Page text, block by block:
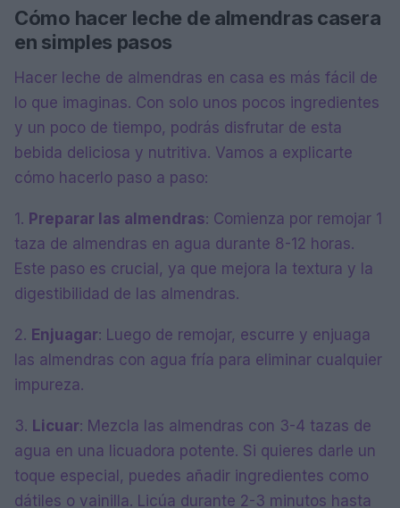
Cómo hacer leche de almendras casera
en simples pasos
Hacer leche de almendras en casa es más fácil de
lo que imaginas. Con solo unos pocos ingredientes
y un poco de tiempo, podrás disfrutar de esta
bebida deliciosa y nutritiva. Vamos a explicarte
cómo hacerlo paso a paso:
1. Preparar las almendras: Comienza por remojar 1
taza de almendras en agua durante 8-12 horas.
Este paso es crucial, ya que mejora la textura y la
digestibilidad de las almendras.
2. Enjuagar: Luego de remojar, escurre y enjuaga
las almendras con agua fría para eliminar cualquier
impureza.
3. Licuar: Mezcla las almendras con 3-4 tazas de
agua en una licuadora potente. Si quieres darle un
toque especial, puedes añadir ingredientes como
dátiles o vainilla. Licúa durante 2-3 minutos hasta